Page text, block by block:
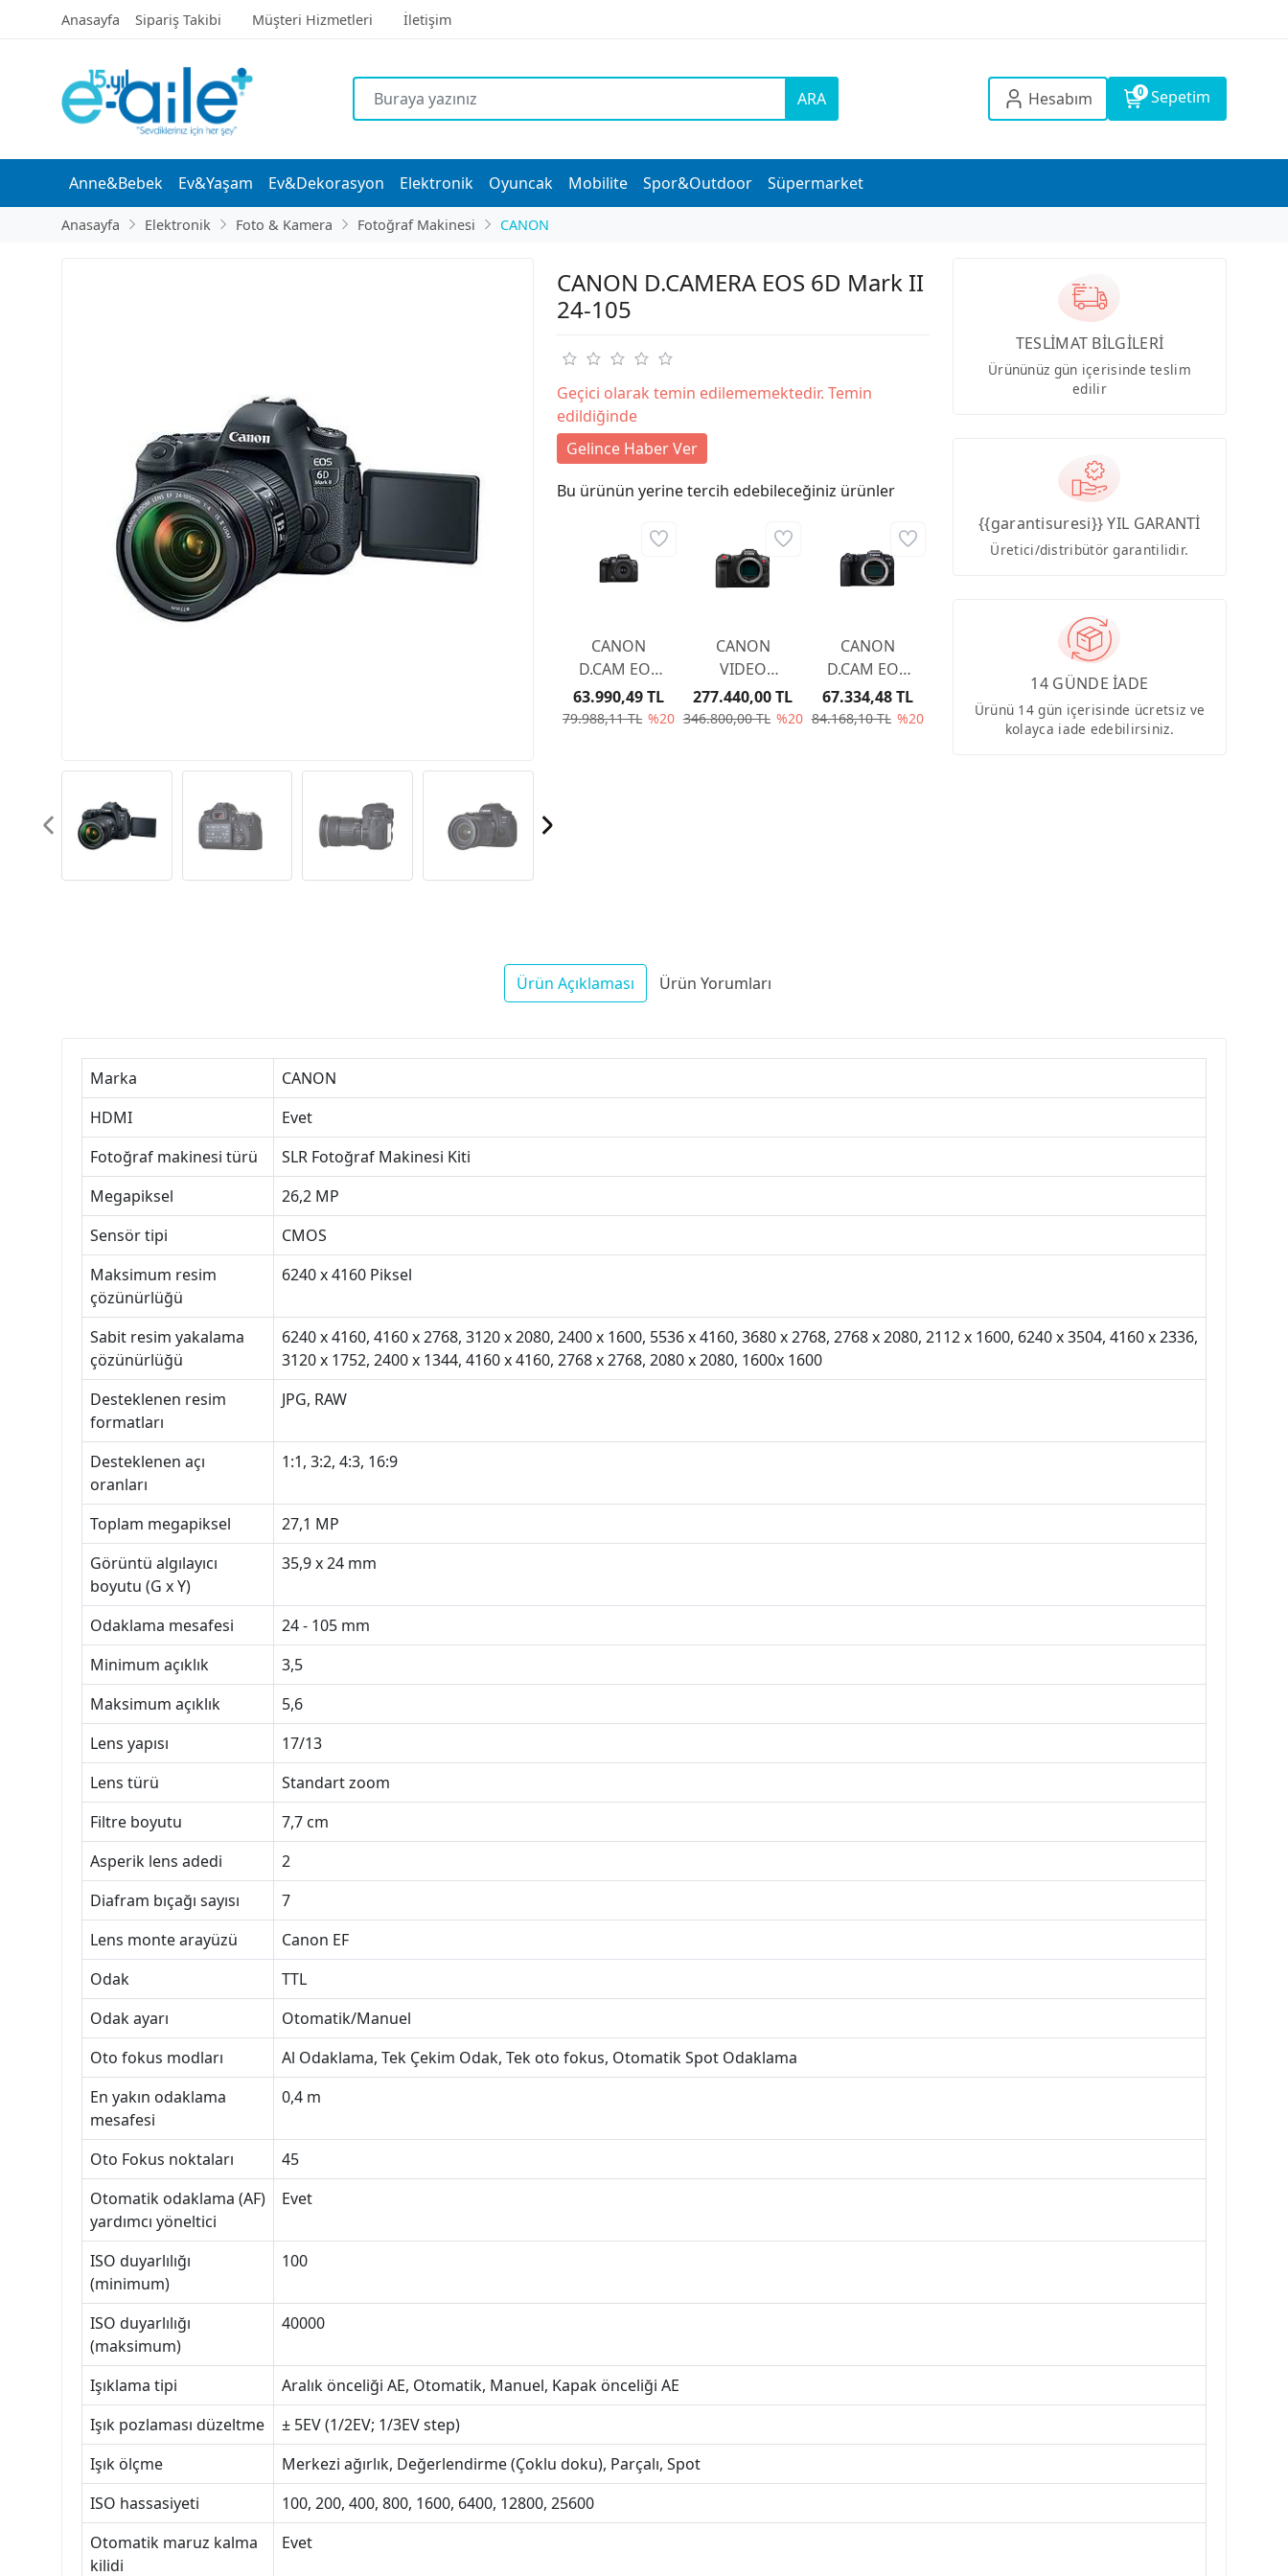
Anasayfa Sipariş Takibi Müşteri Hizmetleri İletişim
ARA Hesabım 0 Sepetim
Anne&Bebek Ev&Yaşam Ev&Dekorasyon Elektronik Oyuncak Mobilite Spor&Outdoor Süpermarket
Anasayfa Elektronik Foto & Kamera Fotoğraf Makinesi CANON
CANON D.CAMERA EOS 6D Mark II
24-105
Geçici olarak temin edilememektedir. Temin
edildiğinde
Gelince Haber Ver
Bu ürünün yerine tercih edebileceğiniz ürünler
CANON
D.CAM EOS
R10 + RF-S18-
45 IS STM
79.988,11 TL %20
63.990,49 TL
CANON
VIDEO
CAMERA CINE
EOS R5 C
346.800,00 TL %20
277.440,00 TL
CANON
D.CAM EOS
RP BODY
84.168,10 TL %20
67.334,48 TL
TESLİMAT BİLGİLERİ
Ürününüz gün içerisinde teslim
edilir
{{garantisuresi}} YIL GARANTİ
Üretici/distribütör garantilidir.
14 GÜNDE İADE
Ürünü 14 gün içerisinde ücretsiz ve
kolayca iade edebilirsiniz.
Ürün Açıklaması Ürün Yorumları
Marka
CANON
HDMI
Evet
Fotoğraf makinesi türü
SLR Fotoğraf Makinesi Kiti
Megapiksel
26,2 MP
Sensör tipi
CMOS
Maksimum resim
çözünürlüğü
6240 x 4160 Piksel
Sabit resim yakalama
çözünürlüğü
6240 x 4160, 4160 x 2768, 3120 x 2080, 2400 x 1600, 5536 x 4160, 3680 x 2768, 2768 x 2080, 2112 x 1600, 6240 x 3504, 4160 x 2336,
3120 x 1752, 2400 x 1344, 4160 x 4160, 2768 x 2768, 2080 x 2080, 1600x 1600
Desteklenen resim
formatları
JPG, RAW
Desteklenen açı
oranları
1:1, 3:2, 4:3, 16:9
Toplam megapiksel
27,1 MP
Görüntü algılayıcı
boyutu (G x Y)
35,9 x 24 mm
Odaklama mesafesi
24 - 105 mm
Minimum açıklık
3,5
Maksimum açıklık
5,6
Lens yapısı
17/13
Lens türü
Standart zoom
Filtre boyutu
7,7 cm
Asperik lens adedi
2
Diafram bıçağı sayısı
7
Lens monte arayüzü
Canon EF
Odak
TTL
Odak ayarı
Otomatik/Manuel
Oto fokus modları
Al Odaklama, Tek Çekim Odak, Tek oto fokus, Otomatik Spot Odaklama
En yakın odaklama
mesafesi
0,4 m
Oto Fokus noktaları
45
Otomatik odaklama (AF)
yardımcı yöneltici
Evet
ISO duyarlılığı
(minimum)
100
ISO duyarlılığı
(maksimum)
40000
Işıklama tipi
Aralık önceliği AE, Otomatik, Manuel, Kapak önceliği AE
Işık pozlaması düzeltme
± 5EV (1/2EV; 1/3EV step)
Işık ölçme
Merkezi ağırlık, Değerlendirme (Çoklu doku), Parçalı, Spot
ISO hassasiyeti
100, 200, 400, 800, 1600, 6400, 12800, 25600
Otomatik maruz kalma
kilidi
Evet